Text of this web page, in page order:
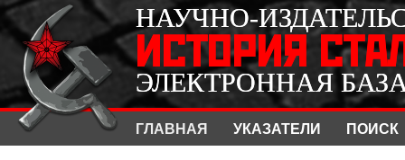
НАУЧНО-
ИСТОРИЯ
ЭЛЕКТРОННАЯ
ГЛАВНАЯ УКАЗАТЕЛИ ПОИСК
НАУЧНО-
ИСТОРИЯ
ЭЛЕКТРОННАЯ